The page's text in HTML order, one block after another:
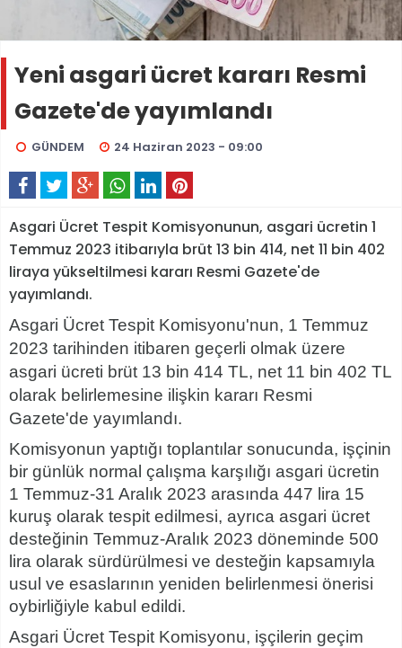
Yeni asgari ücret kararı Resmi
Gazete'de yayımlandı
GÜNDEM 24 Haziran 2023 - 09:00
Asgari Ücret Tespit Komisyonunun, asgari ücretin 1
Temmuz 2023 itibarıyla brüt 13 bin 414, net 11 bin 402
liraya yükseltilmesi kararı Resmi Gazete'de
yayımlandı.
Asgari Ücret Tespit Komisyonu'nun, 1 Temmuz
2023 tarihinden itibaren geçerli olmak üzere
asgari ücreti brüt 13 bin 414 TL, net 11 bin 402 TL
olarak belirlemesine ilişkin kararı Resmi
Gazete'de yayımlandı.
Komisyonun yaptığı toplantılar sonucunda, işçinin
bir günlük normal çalışma karşılığı asgari ücretin
1 Temmuz-31 Aralık 2023 arasında 447 lira 15
kuruş olarak tespit edilmesi, ayrıca asgari ücret
desteğinin Temmuz-Aralık 2023 döneminde 500
lira olarak sürdürülmesi ve desteğin kapsamıyla
usul ve esaslarının yeniden belirlenmesi önerisi
oybirliğiyle kabul edildi.
Asgari Ücret Tespit Komisyonu, işçilerin geçim